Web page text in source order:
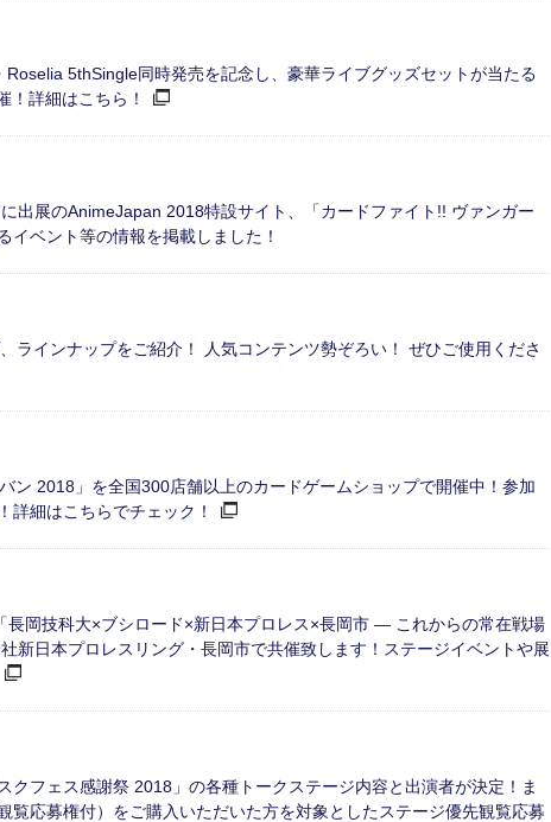
5thSingle同時発売を記念し、豪華ライブグッズセットが当たる
！詳細はこちら！
出展のAnimeJapan 2018特設サイト、「カードファイト!! ヴァンガー
イベント等の情報を掲載しました！
ラインナップをご紹介！ 人気コンテンツ勢ぞろい！ ぜひご使用くださ
ン 2018」を全国300店舗以上のカードゲームショップで開催中！参加
詳細はこちらでチェック！
岡技科大×ブシロード×新日本プロレス×長岡市 ― これからの常在戦場
新日本プロレスリング・長岡市で共催致します！ステージイベントや展
クフェス感謝祭 2018」の各種トークステージ内容と出演者が決定！ま
覧応募権付）をご購入いただいた方を対象としたステージ優先観覧応募